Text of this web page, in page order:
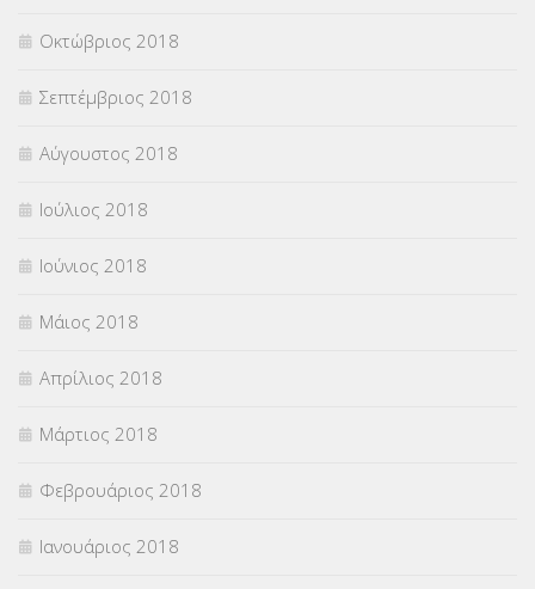
Οκτώβριος 2018
Σεπτέμβριος 2018
Αύγουστος 2018
Ιούλιος 2018
Ιούνιος 2018
Μάιος 2018
Απρίλιος 2018
Μάρτιος 2018
Φεβρουάριος 2018
Ιανουάριος 2018